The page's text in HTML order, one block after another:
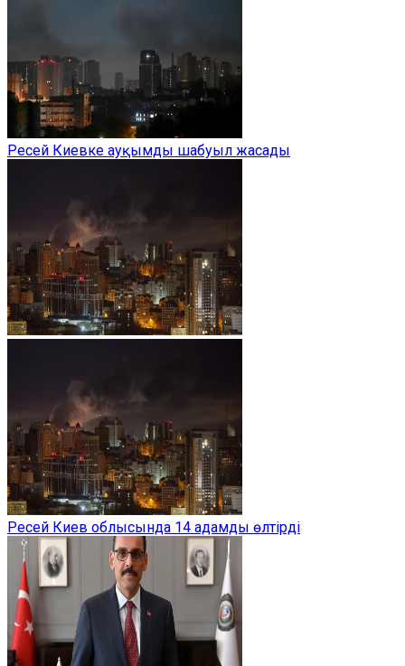
Ресей Киевке ауқымды шабуыл жасады
Ресей Киев облысында 14 адамды өлтірді